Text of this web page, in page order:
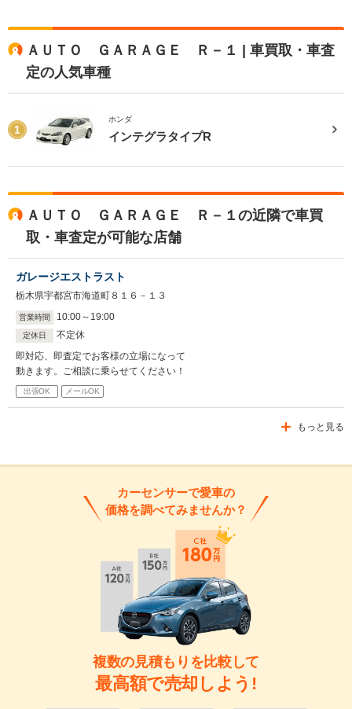
ＡＵＴＯ ＧＡＲＡＧＥ Ｒ－１ | 車買取・車査
定の人気車種
1
ホンダ
インテグラタイプR
ＡＵＴＯ ＧＡＲＡＧＥ Ｒ－１の近隣で車買
取・車査定が可能な店舗
ガレージエストラスト
栃木県宇都宮市海道町８１６－１３
営業時間 10:00～ 19:00
定休日
不定休
即対応、即査定でお客様の立場になって
動きます。ご相談に乗らせてください！
出張OK メールOK
もっと見る
カーセンサーで愛車の
価格を調べてみませんか？
複数の見積もりを比較して
最高額で売却しよう!